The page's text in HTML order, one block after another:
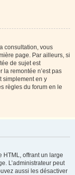
consultation, vous
page. Par ailleurs, si
de sujet est
la remontée n’est pas
simplement en y
règles du forum en le
HTML, offrant un large
L’administrateur peut
aussi les désactiver